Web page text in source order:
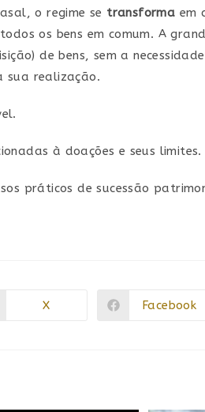
o regime se transforma em
os bens em comum. A
de bens, sem a
sua realização.
à doações e seus limites.
práticos de sucessão
X Facebook